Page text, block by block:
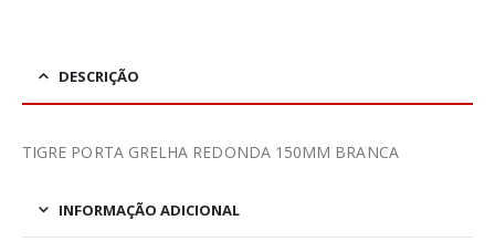
DESCRIÇÃO
TIGRE PORTA GRELHA REDONDA 150MM BRANCA
INFORMAÇÃO ADICIONAL